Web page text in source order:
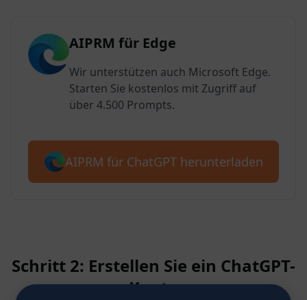
AIPRM für Edge
Wir unterstützen auch Microsoft Edge.
Starten Sie kostenlos mit Zugriff auf
über 4.500 Prompts.
AIPRM für ChatGPT herunterladen
Schritt 2: Erstellen Sie ein ChatGPT-
Konto